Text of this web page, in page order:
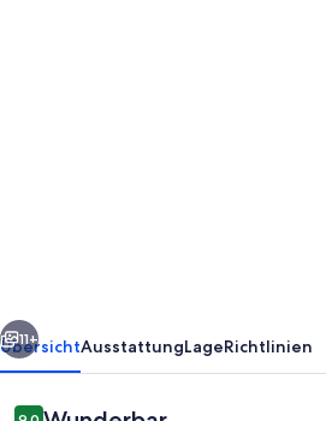
die
Saline
Weiter
11+
ÜbersichtAusstattungLageRichtlinien
Bewertungen